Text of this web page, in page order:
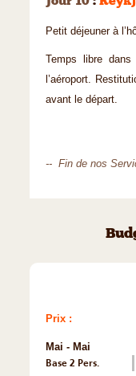
Petit déjeuner à
Temps libre
l’aéroport.
avant le départ.
-- Fin de nos
Prix :
Mai - Mai
Base 2 Pers.